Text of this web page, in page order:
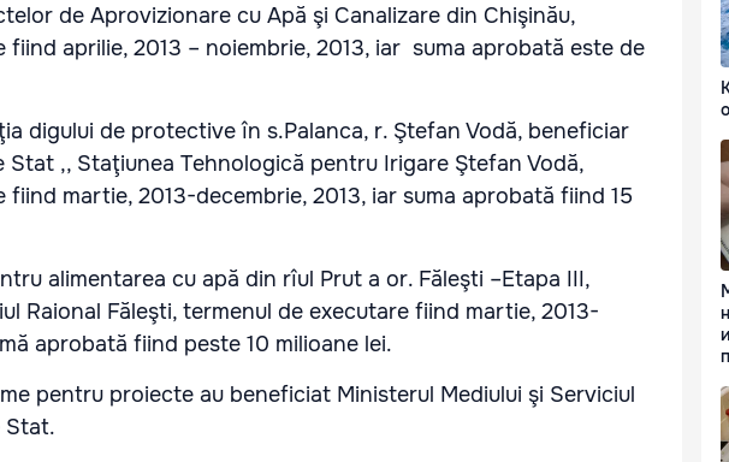
de Aprovizionare cu Apă şi Canalizare din Chişinău,
fiind aprilie, 2013 – noiembrie, 2013, iar suma aprobată este de
digului de protective în s.Palanca, r. Ştefan Vodă, beneficiar
,, Staţiunea Tehnologică pentru Irigare Ştefan Vodă,
fiind martie, 2013-decembrie, 2013, iar suma aprobată fiind 15
alimentarea cu apă din rîul Prut a or. Făleşti –Etapa III,
Raional Făleşti, termenul de executare fiind martie, 2013-
aprobată fiind peste 10 milioane lei.
pentru proiecte au beneficiat Ministerul Mediului şi Serviciul
Stat.